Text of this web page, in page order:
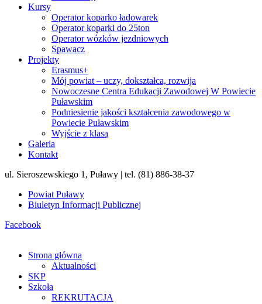
Kursy
Operator koparko ładowarek
Operator koparki do 25ton
Operator wózków jezdniowych
Spawacz
Projekty
Erasmus+
Mój powiat – uczy, dokształca, rozwija
Nowoczesne Centra Edukacji Zawodowej W Powiecie
Puławskim
Podniesienie jakości kształcenia zawodowego w
Powiecie Puławskim
Wyjście z klasą
Galeria
Kontakt
ul. Sieroszewskiego 1, Puławy | tel. (81) 886-38-37
Powiat Puławy
Biuletyn Informacji Publicznej
Facebook
Strona główna
Aktualności
SKP
Szkoła
REKRUTACJA